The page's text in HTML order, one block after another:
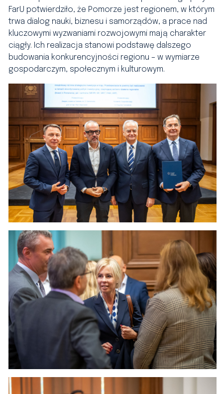
FarU potwierdziło, że Pomorze jest regionem, w którym
trwa dialog nauki, biznesu i samorządów, a prace nad
kluczowymi wyzwaniami rozwojowymi mają charakter
ciągły. Ich realizacja stanowi podstawę dalszego
budowania konkurencyjności regionu – w wymiarze
gospodarczym, społecznym i kulturowym.